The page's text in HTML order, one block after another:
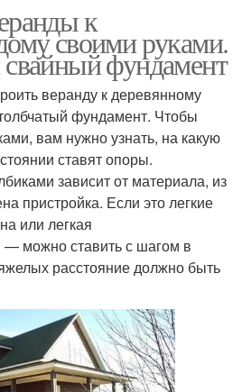
Веранды к дому
к
своими руками.
фундамент
веранду к деревянному
фундамент. Чтобы
вам нужно узнать, на какую
ставят опоры.
зависит от материала, из
пристройка. Если это легкие
или легкая
— можно ставить с шагом в
расстояние должно быть